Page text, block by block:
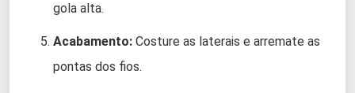
gola alta.
Acabamento: Costure as laterais e arremate as
pontas dos fios.